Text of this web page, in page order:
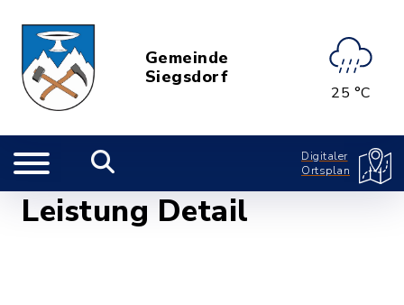
Gemeinde
Siegsdorf
25 °C
Digitaler
Ortsplan
Leistung Detail